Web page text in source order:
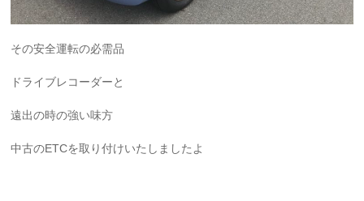
その安全運転の必需品
ドライブレコーダーと
遠出の時の強い味方
中古のETCを取り付けいたしましたよ